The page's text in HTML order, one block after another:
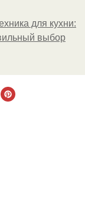
для кухни:
выбор